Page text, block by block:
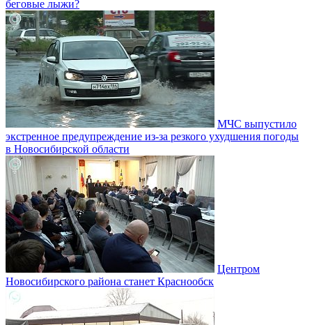
беговые лыжи?
МЧС выпустило
экстренное предупреждение из-за резкого ухудшения погоды
в Новосибирской области
Центром
Новосибирского района станет Краснообск